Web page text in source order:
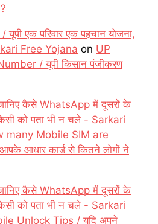
एक परिवार एक पहचान योजना,
Free Yojana on UP
/ यूपी किसान पंजीकरण
कैसे WhatsApp में दूसरों के
को पता भी न चले - Sarkari
many Mobile SIM are
आधार कार्ड से कितने लोगों ने
कैसे WhatsApp में दूसरों के
को पता भी न चले - Sarkari
Unlock Tips / यदि अपने